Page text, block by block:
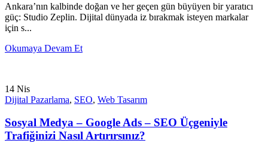
Ankara’nın kalbinde doğan ve her geçen gün büyüyen bir yaratıcı
güç: Studio Zeplin. Dijital dünyada iz bırakmak isteyen markalar
için s...
Okumaya Devam Et
14 Nis
Dijital Pazarlama, SEO, Web Tasarım
Sosyal Medya – Google Ads – SEO Üçgeniyle
Trafiğinizi Nasıl Artırırsınız?